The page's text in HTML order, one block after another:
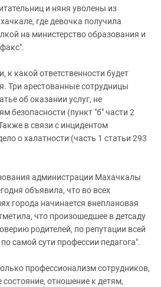
и няня уволены из
где девочка получила
на министерство образования и
к какой ответственности будет
Три арестованные сотрудницы
об оказании услуг, не
безопасности (пункт "б" части 2
в связи с инцидентом
о халатности (часть 1 статьи 293
администрации Махачкалы
объявила, что во всех
города начинается внеплановая
что произошедшее в детсаду
родителей, по репутации всей
самой сути профессии педагога".
профессионализм сотрудников,
состояние, отношение к детям,